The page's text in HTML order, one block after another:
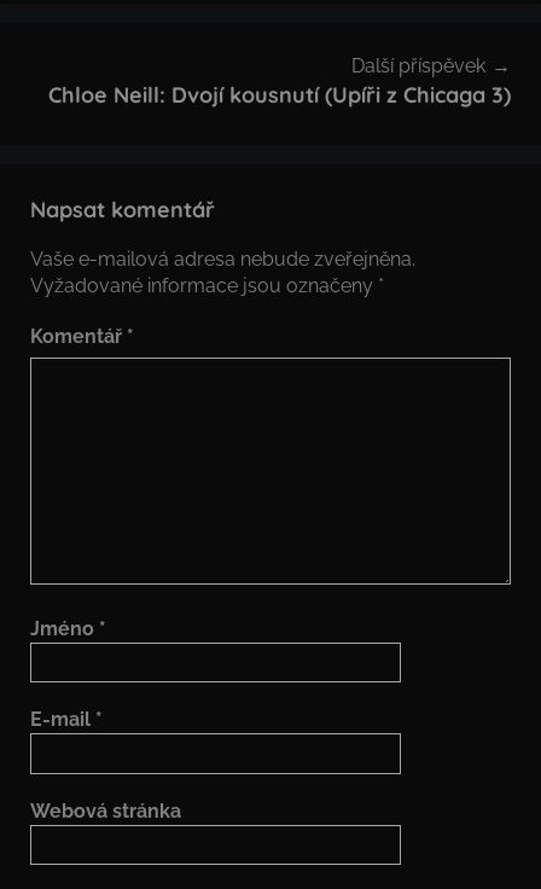
Další příspěvek
Chloe Neill: Dvojí kousnutí (Upíři z Chicaga 3)
Napsat komentář
Vaše e-mailová adresa nebude zveřejněna.
Vyžadované informace jsou označeny *
Komentář *
Jméno *
E-mail *
Webová stránka